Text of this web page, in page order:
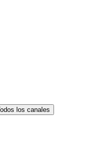
los canales